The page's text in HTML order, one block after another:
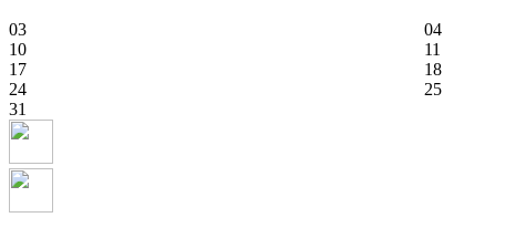
03
04
10
11
17
18
24
25
31